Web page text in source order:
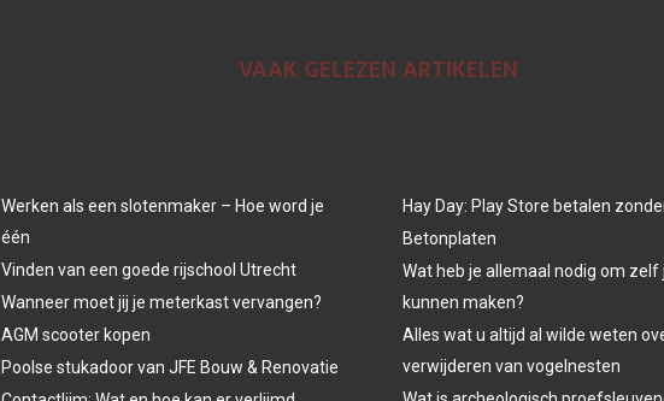
VAAK GELEZEN ARTIKELEN
Werken als een slotenmaker – Hoe word je
één
Vinden van een goede rijschool Utrecht
Wanneer moet jij je meterkast vervangen?
AGM scooter kopen
Poolse stukadoor van JFE Bouw & Renovatie
Hay Day: Play Store betalen
Betonplaten
Wat heb je allemaal nodig om zelf
kunnen maken?
Alles wat u altijd al wilde weten
verwijderen van vogelnesten